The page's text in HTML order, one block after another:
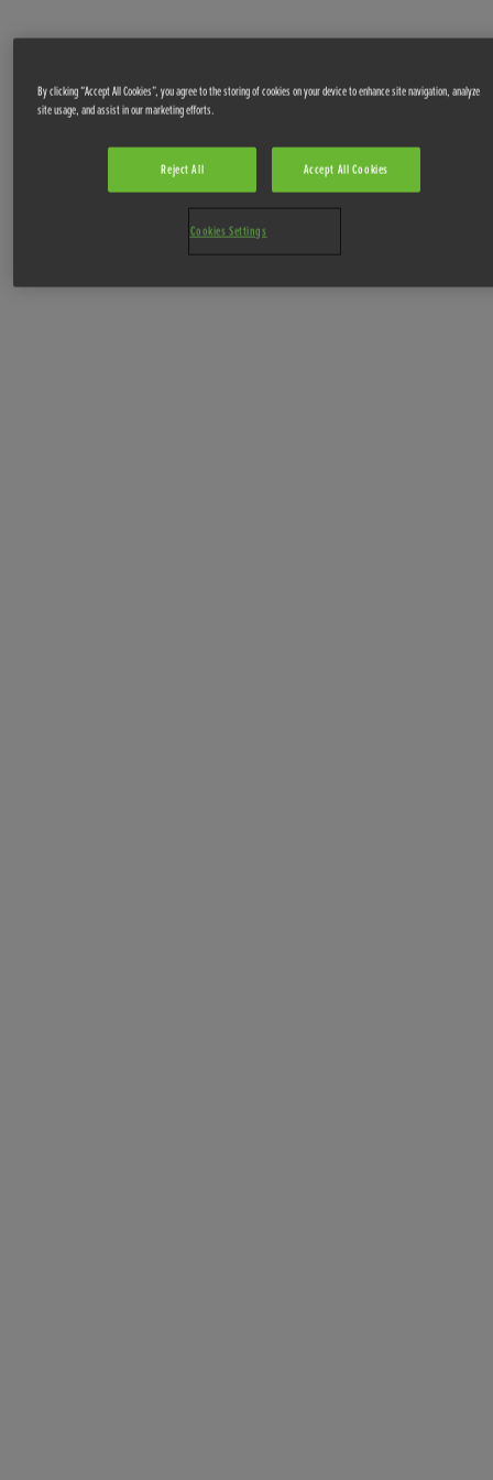
By clicking “Accept All Cookies”, you agree to the storing of cookies on your device to enhance site navigation, analyze
site usage, and assist in our marketing efforts.
Reject All Accept All Cookies
Cookies Settings